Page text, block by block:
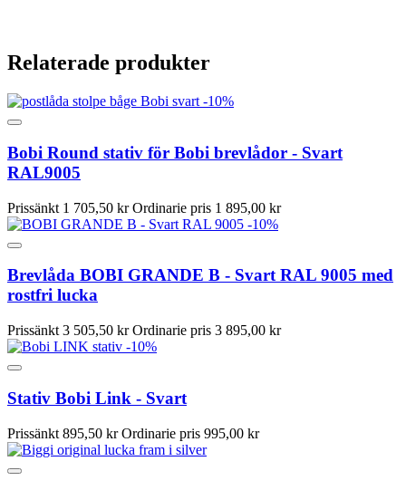
Relaterade produkter
-10%
Bobi Round stativ för Bobi brevlådor - Svart
RAL9005
Prissänkt 1 705,50 kr Ordinarie pris 1 895,00 kr
-10%
Brevlåda BOBI GRANDE B - Svart RAL 9005 med
rostfri lucka
Prissänkt 3 505,50 kr Ordinarie pris 3 895,00 kr
-10%
Stativ Bobi Link - Svart
Prissänkt 895,50 kr Ordinarie pris 995,00 kr